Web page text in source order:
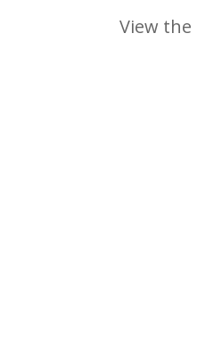
View the